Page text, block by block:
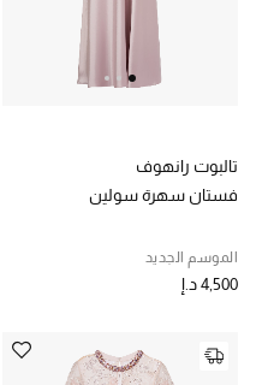
المجوهرات
جديد لدينا
تالبوت رانهوف
فستان سهرة سولين
الموسم الجديد
4,500 د.إ